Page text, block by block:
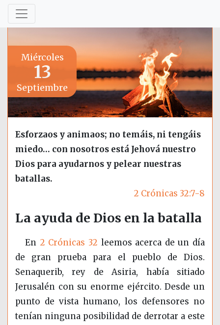
Miércoles
13
Septiembre
Esforzaos y animaos; no temáis, ni tengáis
miedo… con nosotros está Jehová nuestro
Dios para ayudarnos y pelear nuestras
batallas.
2 Crónicas 32:7-8
La ayuda de Dios en la batalla
En 2 Crónicas 32 leemos acerca de un día
de gran prueba para el pueblo de Dios.
Senaquerib, rey de Asiria, había sitiado
Jerusalén con su enorme ejército. Desde un
punto de vista humano, los defensores no
tenían ninguna posibilidad de derrotar a este